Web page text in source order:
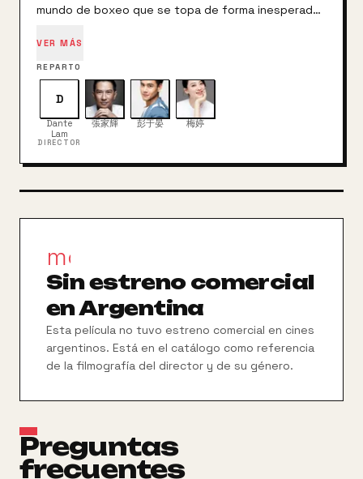
mundo de boxeo que se topa de forma inesperada
combate de boxeo. Fai se convertirá a partir de ese
momento en su mentor, y redescubrirá de ese modo
su pasión por la lucha, no únicamente dentro del
ring.
VER MÁS
REPARTO
D
Dante
Lam
DIRECTOR
張家輝 彭于晏 梅婷
movie_filter
Sin estreno comercial
en Argentina
Esta película no tuvo estreno comercial en cines
argentinos. Está en el catálogo como referencia
de la filmografía del director y de su género.
Preguntas
frecuentes